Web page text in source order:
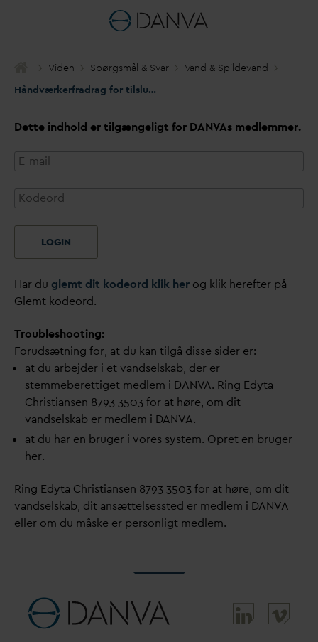
Viden Spørgsmål & Svar Vand & Spildevand
Håndværkerfradrag for tilslutning til kloak
Dette indhold er tilgængeligt for DANVAs medlemmer.
LOGIN
Har du glemt dit kodeord klik her og klik herefter på
Glemt kodeord.
Troubleshooting:
Forudsætning for, at du kan tilgå disse sider er:
at du arbejder i et vandselskab, der er
stemmeberettiget medlem i DANVA. Ring Edyta
Christiansen 8793 3503 for at høre, om dit
vandselskab er medlem i DANVA.
at du har en bruger i vores system. Opret en bruger
her.
Ring Edyta Christiansen 8793 3503 for at høre, om dit
vandselskab, dit ansættelsessted er medlem i DANVA
eller om du måske er personligt medlem.